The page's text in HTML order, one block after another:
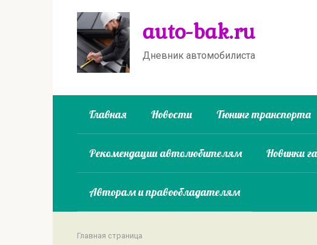
auto-bak.ru
Дневник автомобилиста
Главная Новости Тюнинг транспорта
Рекомендации автолюбителям Новинки
Авторам и правообладателям
Главная страница